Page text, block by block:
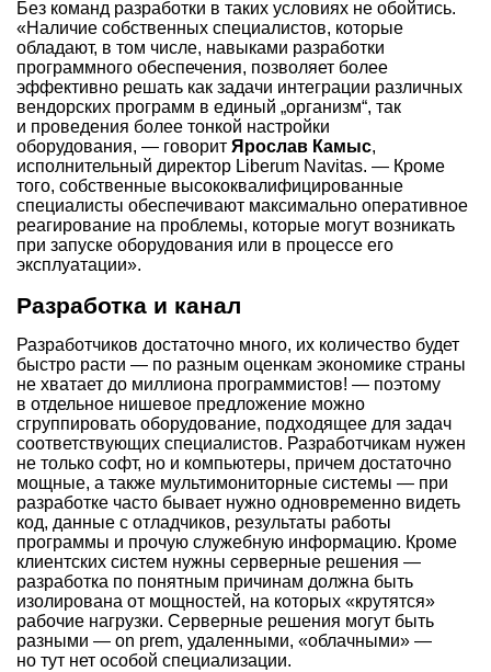
Без команд разработки в таких условиях не обойтись.
«Наличие собственных специалистов, которые
обладают, в том числе, навыками разработки
программного обеспечения, позволяет более
эффективно решать как задачи интеграции различных
вендорских программ в единый „организм“, так
и проведения более тонкой настройки
оборудования, — говорит Ярослав Камыс,
исполнительный директор Liberum Navitas. — Кроме
того, собственные высококвалифицированные
специалисты обеспечивают максимально оперативное
реагирование на проблемы, которые могут возникать
при запуске оборудования или в процессе его
эксплуатации».
Разработка и канал
Разработчиков достаточно много, их количество будет
быстро расти — по разным оценкам экономике страны
не хватает до миллиона программистов! — поэтому
в отдельное нишевое предложение можно
сгруппировать оборудование, подходящее для задач
соответствующих специалистов. Разработчикам нужен
не только софт, но и компьютеры, причем достаточно
мощные, а также мультимониторные системы — при
разработке часто бывает нужно одновременно видеть
код, данные с отладчиков, результаты работы
программы и прочую служебную информацию. Кроме
клиентских систем нужны серверные решения —
разработка по понятным причинам должна быть
изолирована от мощностей, на которых «крутятся»
рабочие нагрузки. Серверные решения могут быть
разными — on prem, удаленными, «облачными» —
но тут нет особой специализации.